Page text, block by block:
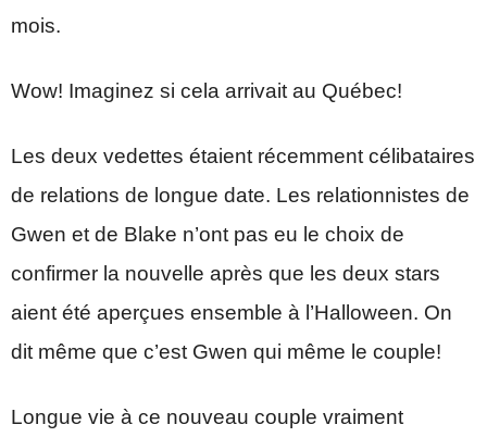
mois.
Wow! Imaginez si cela arrivait au Québec!
Les deux vedettes étaient récemment célibataires
de relations de longue date. Les relationnistes de
Gwen et de Blake n’ont pas eu le choix de
confirmer la nouvelle après que les deux stars
aient été aperçues ensemble à l’Halloween. On
dit même que c’est Gwen qui même le couple!
Longue vie à ce nouveau couple vraiment